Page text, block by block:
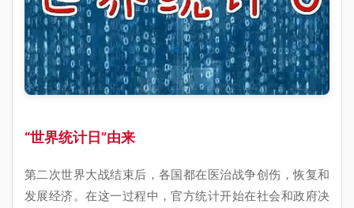
“世界统计日”由来
第二次世界大战结束后，各国都在医治战争创伤，恢复和
发展经济。在这一过程中，官方统计开始在社会和政府决